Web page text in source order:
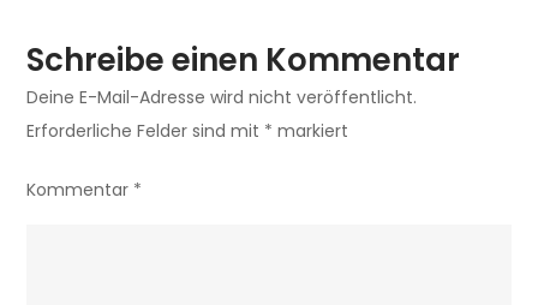
Schreibe einen Kommentar
Deine E-Mail-Adresse wird nicht veröffentlicht.
Erforderliche Felder sind mit * markiert
Kommentar *